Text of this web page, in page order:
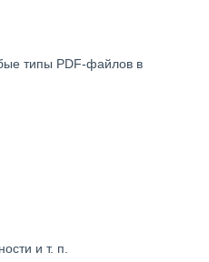
типы PDF-файлов в
и т. п.